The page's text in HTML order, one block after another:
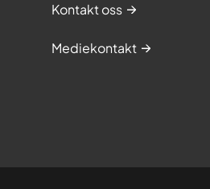
Kontakt oss
Mediekontakt